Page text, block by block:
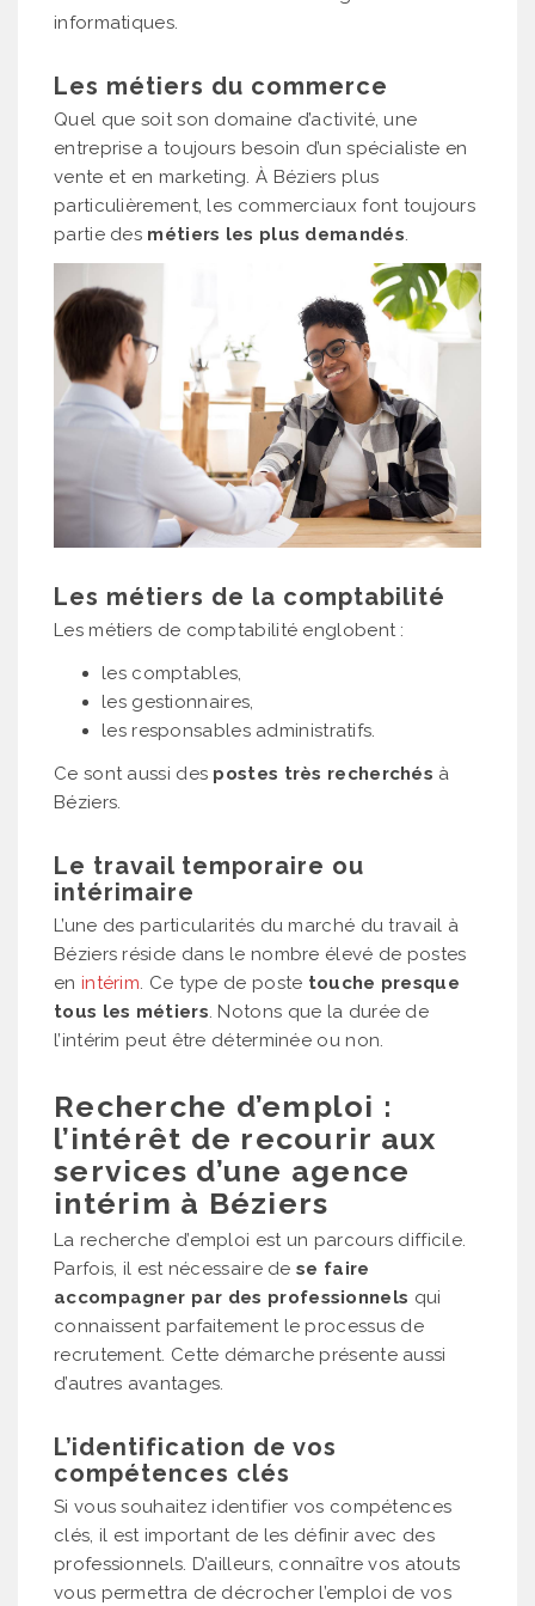
informatiques.
Les métiers du commerce
Quel que soit son domaine d’activité, une
entreprise a toujours besoin d’un spécialiste en
vente et en marketing. À Béziers plus
particulièrement, les commerciaux font toujours
partie des métiers les plus demandés.
Les métiers de la comptabilité
Les métiers de comptabilité englobent :
les comptables,
les gestionnaires,
les responsables administratifs.
Ce sont aussi des postes très recherchés à
Béziers.
Le travail temporaire ou
intérimaire
L’une des particularités du marché du travail à
Béziers réside dans le nombre élevé de postes
en intérim. Ce type de poste touche presque
tous les métiers. Notons que la durée de
l’intérim peut être déterminée ou non.
Recherche d’emploi :
l’intérêt de recourir aux
services d’une agence
intérim à Béziers
La recherche d’emploi est un parcours difficile.
Parfois, il est nécessaire dese faire
accompagner par des professionnels qui
connaissent parfaitement le processus de
recrutement. Cette démarche présente aussi
d’autres avantages.
L’identification de vos
compétences clés
Si vous souhaitez identifier vos compétences
clés, il est important de les définir avec des
professionnels. D’ailleurs, connaître vos atouts
vous permettra de décrocher l’emploi de vos